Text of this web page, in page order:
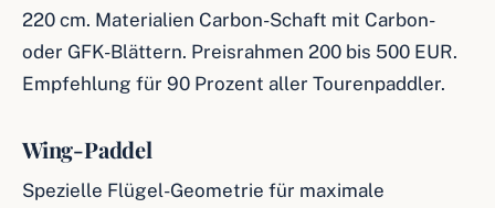
220 cm. Materialien Carbon-Schaft mit Carbon-
oder GFK-Blättern. Preisrahmen 200 bis 500 EUR.
Empfehlung für 90 Prozent aller Tourenpaddler.
Wing-Paddel
Spezielle Flügel-Geometrie für maximale